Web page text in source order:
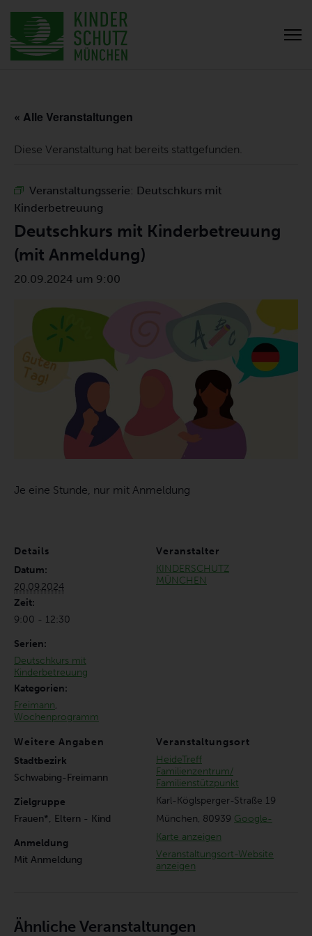
« Alle Veranstaltungen
Diese Veranstaltung hat bereits stattgefunden.
Veranstaltungsserie: Deutschkurs mit
Kinderbetreuung
Deutschkurs mit Kinderbetreuung
(mit Anmeldung)
20.09.2024 um 9:00
Je eine Stunde, nur mit Anmeldung
Details
Datum:
20.09.2024
Zeit:
9:00 - 12:30
Serien:
Deutschkurs mit
Kinderbetreuung
Kategorien:
Freimann,
Wochenprogramm
Veranstaltungsort
HeideTreff
Familienzentrum/
Familienstützpunkt
Karl-Köglsperger-Straße 19
München, 80939 Google-
Karte anzeigen
Veranstaltungsort-Website
anzeigen
Veranstalter
KINDERSCHUTZ
MÜNCHEN
Weitere Angaben
Stadtbezirk
Schwabing-Freimann
Zielgruppe
Frauen*, Eltern - Kind
Anmeldung
Mit Anmeldung
Ähnliche Veranstaltungen